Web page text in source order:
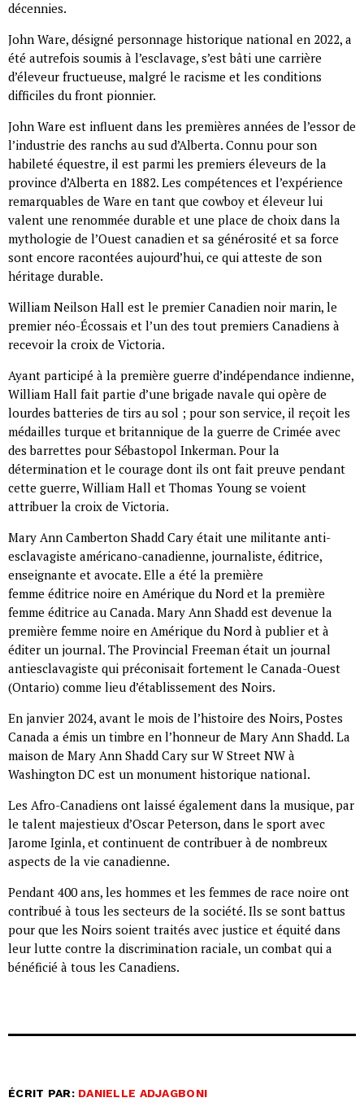
décennies.
John Ware, désigné personnage historique national en 2022, a
été autrefois soumis à l’esclavage, s’est bâti une carrière
d’éleveur fructueuse, malgré le racisme et les conditions
difficiles du front pionnier.
John Ware est influent dans les premières années de l’essor de
l’industrie des ranchs au sud d’Alberta. Connu pour son
habileté équestre, il est parmi les premiers éleveurs de la
province d’Alberta en 1882. Les compétences et l’expérience
remarquables de Ware en tant que cowboy et éleveur lui
valent une renommée durable et une place de choix dans la
mythologie de l’Ouest canadien et sa générosité et sa force
sont encore racontées aujourd’hui, ce qui atteste de son
héritage durable.
William Neilson Hall est le premier Canadien noir marin, le
premier néo-Écossais et l’un des tout premiers Canadiens à
recevoir la croix de Victoria.
Ayant participé à la première guerre d’indépendance indienne,
William Hall fait partie d’une brigade navale qui opère de
lourdes batteries de tirs au sol ; pour son service, il reçoit les
médailles turque et britannique de la guerre de Crimée avec
des barrettes pour Sébastopol Inkerman. Pour la
détermination et le courage dont ils ont fait preuve pendant
cette guerre, William Hall et Thomas Young se voient
attribuer la croix de Victoria.
Mary Ann Camberton Shadd Cary était une militante anti-
esclavagiste américano-canadienne, journaliste, éditrice,
enseignante et avocate. Elle a été la première
femme éditrice noire en Amérique du Nord et la première
femme éditrice au Canada. Mary Ann Shadd est devenue la
première femme noire en Amérique du Nord à publier et à
éditer un journal. The Provincial Freeman était un journal
antiesclavagiste qui préconisait fortement le Canada-Ouest
(Ontario) comme lieu d’établissement des Noirs.
En janvier 2024, avant le mois de l’histoire des Noirs, Postes
Canada a émis un timbre en l’honneur de Mary Ann Shadd. La
maison de Mary Ann Shadd Cary sur W Street NW à
Washington DC est un monument historique national.
Les Afro-Canadiens ont laissé également dans la musique, par
le talent majestieux d’Oscar Peterson, dans le sport avec
Jarome Iginla, et continuent de contribuer à de nombreux
aspects de la vie canadienne.
Pendant 400 ans, les hommes et les femmes de race noire ont
contribué à tous les secteurs de la société. Ils se sont battus
pour que les Noirs soient traités avec justice et équité dans
leur lutte contre la discrimination raciale, un combat qui a
bénéficié à tous les Canadiens.
ÉCRIT PAR: DANIELLE ADJAGBONI